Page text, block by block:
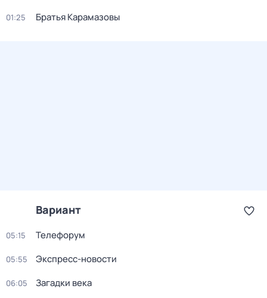
01:25 Братья Карамазовы
Вариант
05:15 Телефорум
05:55 Экспресс-новости
06:05 Загадки века